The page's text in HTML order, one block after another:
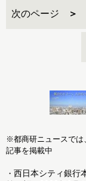
次のページ
※都商研ニュースでは
記事を掲載中
・ 西日本シティ銀行